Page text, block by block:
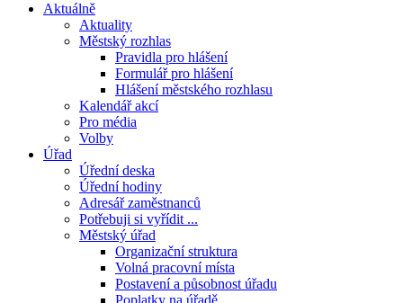
Aktuálně
Aktuality
Městský rozhlas
Pravidla pro hlášení
Formulář pro hlášení
Hlášení městského rozhlasu
Kalendář akcí
Pro média
Volby
Úřad
Úřední deska
Úřední hodiny
Adresář zaměstnanců
Potřebuji si vyřídit ...
Městský úřad
Organizační struktura
Volná pracovní místa
Postavení a působnost úřadu
Poplatky na úřadě